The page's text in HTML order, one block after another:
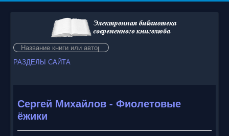
Искать...
РАЗДЕЛЫ САЙТА
Сергей Михайлов - Фиолетовые
ёжики